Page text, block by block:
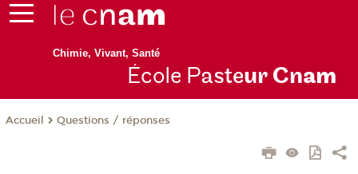
Chimie, Vivant, Santé
École Pasteur Cnam
Accueil Questions / réponses